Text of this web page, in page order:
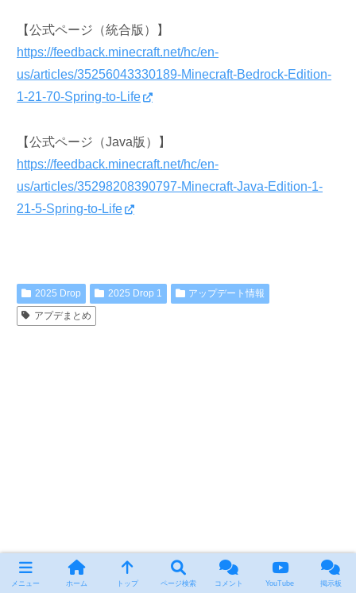
【公式ページ（統合版）】
https://feedback.minecraft.net/hc/en-
us/articles/35256043330189-Minecraft-Bedrock-Edition-
1-21-70-Spring-to-Life
【公式ページ（Java版）】
https://feedback.minecraft.net/hc/en-
us/articles/35298208390797-Minecraft-Java-Edition-1-
21-5-Spring-to-Life
2025 Drop 2025 Drop 1
アップデート情報
アプデまとめ
メニュー ホーム トップ ページ検索 コメント YouTube 掲示板